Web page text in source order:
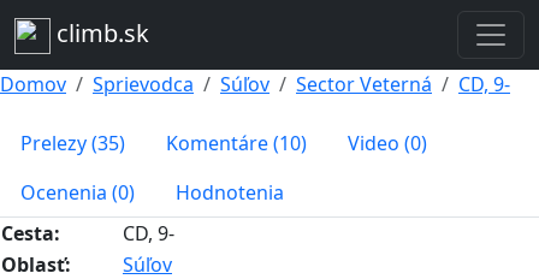
climb.sk
Domov Sprievodca Súľov Sector Veterná CD, 9-
Prelezy (35) Komentáre (10)
Video (0)
Ocenenia (0)
Hodnotenia
Cesta:
CD, 9-
Oblasť:
Súľov